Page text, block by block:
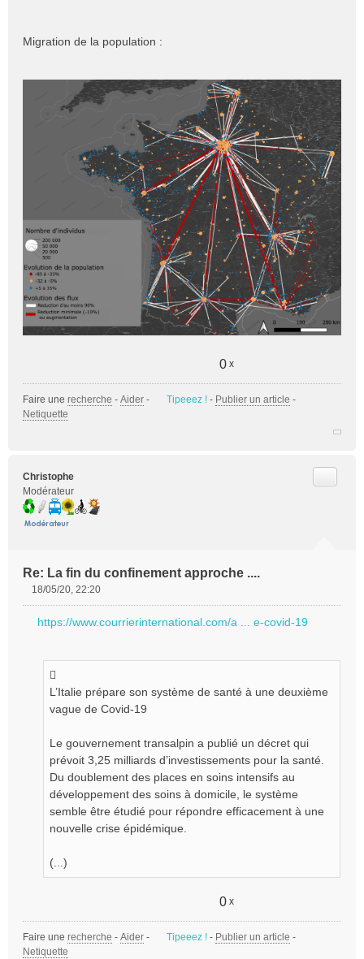
Migration de la population :
0 x
Faire une recherche - Aider - Tipeeez ! - Publier un article -
Netiquette
Christophe
Modérateur
Re: La fin du confinement approche ....
18/05/20, 22:20
https://www.courrierinternational.com/a ... e-covid-19
L’Italie prépare son système de santé à une deuxième
vague de Covid-19
Le gouvernement transalpin a publié un décret qui
prévoit 3,25 milliards d’investissements pour la santé.
Du doublement des places en soins intensifs au
développement des soins à domicile, le système
semble être étudié pour répondre efficacement à une
nouvelle crise épidémique.
(...)
0 x
Faire une recherche - Aider - Tipeeez ! - Publier un article -
Netiquette